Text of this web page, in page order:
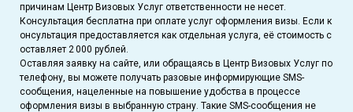
причинам Центр Визовых Услуг ответственности не несет.
Консультация бесплатна при оплате услуг оформления визы. Если к
онсультация предоставляется как отдельная услуга, её стоимость с
оставляет 2 000 рублей.
Оставляя заявку на сайте, или обращаясь в Центр Визовых Услуг по
телефону, вы можете получать разовые информирующие SMS-
сообщения, нацеленные на повышение удобства в процессе
оформления визы в выбранную страну. Такие SMS-сообщения не